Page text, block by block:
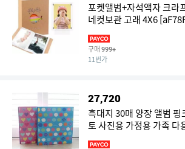
포켓앨범+자석액자 크라
네컷보관 고래 4X6
구매 999+
11번가
27,720
흑대지 30매 양장 앨범 핑
토 사진용 가정용 가족 다